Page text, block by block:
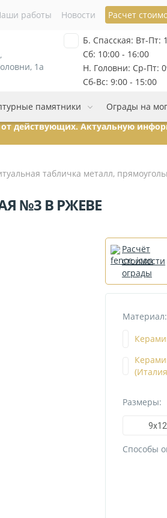
работы Новости Расчет
1а
Б. Спасская: Вт-Пт:
Сб: 10:00 - 16:00
Н. Головни: Ср-Пт:
Сб-Вс: 9:00 - 15:00
памятники Ограды на
действующих. Актуальную
табличка металл,
№3 В РЖЕВЕ
Расчёт
стоимости
ограды
Материал:
Размеры:
9х12
Способы